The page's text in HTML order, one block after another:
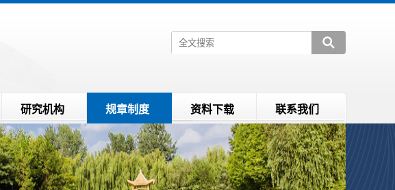
研究机构 规章制度 资料下载 联系我们